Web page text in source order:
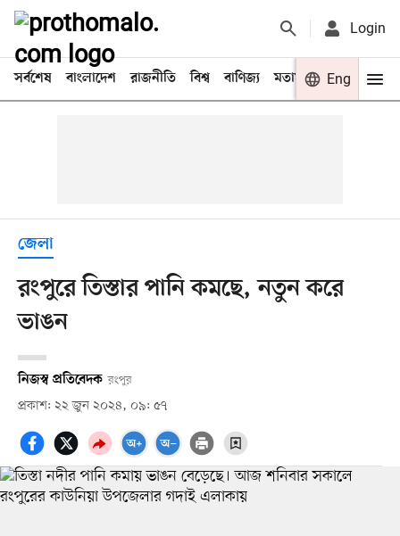
Login
সর্বশেষ বাংলাদেশ রাজনীতি বিশ্ব বাণিজ্য মতামত খেলা
Eng
জেলা
রংপুরে তিস্তার পানি কমছে, নতুন করে
ভাঙন
নিজস্ব প্রতিবেদক রংপুর
প্রকাশ: ২২ জুন ২০২৪, ০৯: ৫৭